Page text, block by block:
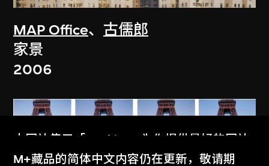
MAP Office、 古儒郎
家景
2006
本网站使用「Cookies」为你提供最好的网站
体验。
M+藏品的简体中文内容仍在更新，敬请期